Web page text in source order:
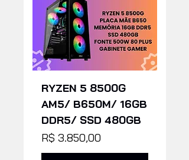
RYZEN 5 8500G
AM5/ B650M/ 16GB
DDR5/ SSD 480GB
Preço
R$ 3.850,00